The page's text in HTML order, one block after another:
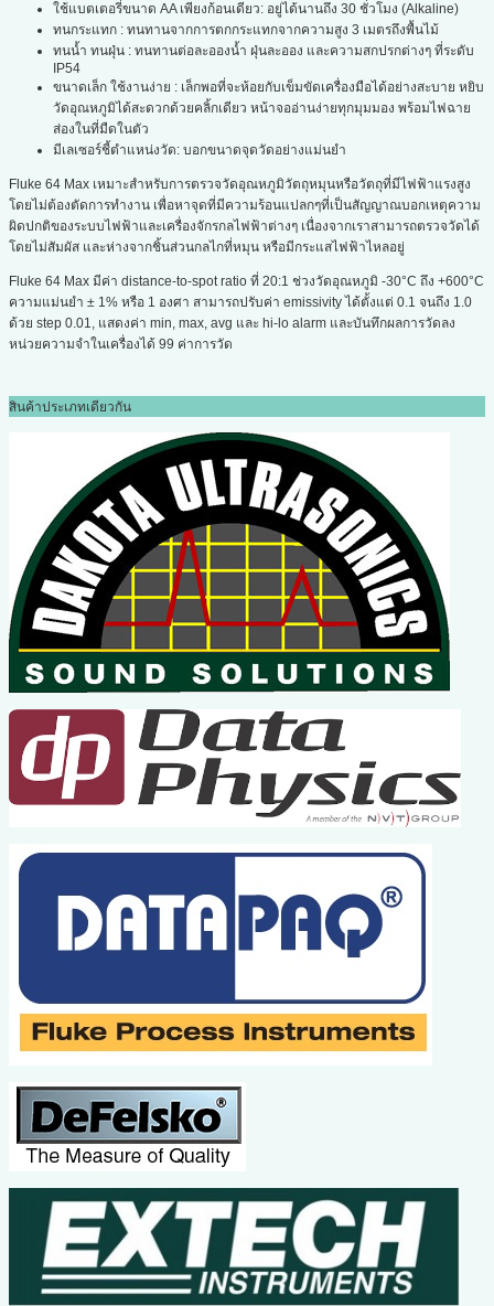
ใช้แบตเตอรี่ขนาด AA เพียงก้อนเดียว: อยู่ได้นานถึง 30 ชั่วโมง (Alkaline)
ทนกระแทก : ทนทานจากการตกกระแทกจากความสูง 3 เมตรถึงพื้นไม้
ทนน้ำ ทนฝุ่น : ทนทานต่อละอองน้ำ ฝุ่นละออง และความสกปรกต่างๆ ที่ระดับ
IP54
ขนาดเล็ก ใช้งานง่าย : เล็กพอที่จะห้อยกับเข็มขัดเครื่องมือได้อย่างสะบาย หยิบ
วัดอุณหภูมิได้สะดวกด้วยคลิ้กเดียว หน้าจออ่านง่ายทุกมุมมอง พร้อมไฟฉาย
ส่องในที่มืดในตัว
มีเลเซอร์ชี้ตำแหน่งวัด: บอกขนาดจุดวัดอย่างแม่นยำ
Fluke 64 Max เหมาะสำหรับการตรวจวัดอุณหภูมิวัตถุหมุนหรือวัตถุที่มีไฟฟ้าแรงสูง
โดยไม่ต้องตัดการทำงาน เพื่อหาจุดที่มีความร้อนแปลกๆที่เป็นสัญญาณบอกเหตุความ
ผิดปกติของระบบไฟฟ้าและเครื่องจักรกลไฟฟ้าต่างๆ เนื่องจากเราสามารถตรวจวัดได้
โดยไม่สัมผัส และห่างจากชิ้นส่วนกลไกที่หมุน หรือมีกระแสไฟฟ้าไหลอยู่
Fluke 64 Max มีค่า distance-to-spot ratio ที่ 20:1 ช่วงวัดอุณหภูมิ -30°C ถึง +600°C
ความแม่นยำ ± 1% หรือ 1 องศา สามารถปรับค่า emissivity ได้ตั้งแต่ 0.1 จนถึง 1.0
ด้วย step 0.01, แสดงค่า min, max, avg และ hi-lo alarm และบันทึกผลการวัดลง
หน่วยความจำในเครื่องได้ 99 ค่าการวัด
สินค้าประเภทเดียวกัน